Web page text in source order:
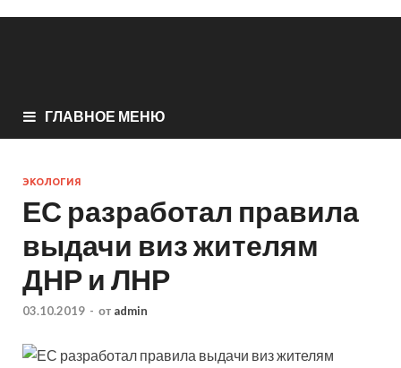
ГЛАВНОЕ МЕНЮ
ЭКОЛОГИЯ
ЕС разработал правила
выдачи виз жителям
ДНР и ЛНР
03.10.2019 - от admin